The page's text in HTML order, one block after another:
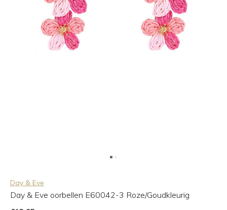
Day & Eve
Day & Eve oorbellen E60042-3 Roze/Goudkleurig